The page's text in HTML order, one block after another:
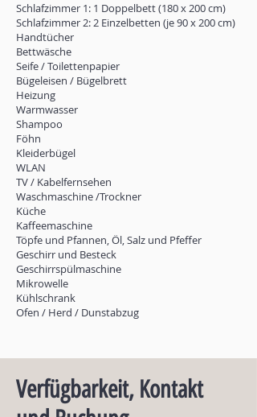
Schlafzimmer 1: 1 Doppelbett (180 x 200 cm)
Schlafzimmer 2: 2 Einzelbetten (je 90 x 200 cm)
Handtücher
Bettwäsche
Seife / Toilettenpapier
Bügeleisen / Bügelbrett
Heizung
Warmwasser
Shampoo
Föhn
Kleiderbügel
WLAN
TV / Kabelfernsehen
Waschmaschine /Trockner
Küche
Kaffeemaschine
Töpfe und Pfannen, Öl, Salz und Pfeffer
Geschirr und Besteck
Geschirrspülmaschine
Mikrowelle
Kühlschrank
Ofen / Herd / Dunstabzug
Verfügbarkeit, Kontakt